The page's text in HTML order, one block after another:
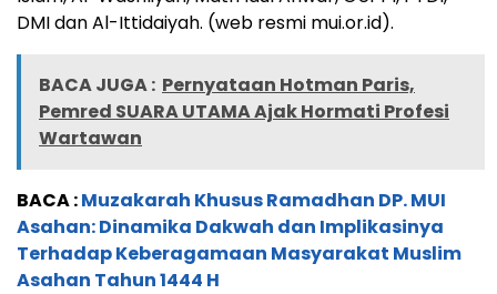
DMI dan Al-Ittidaiyah. (web resmi mui.or.id).
BACA JUGA : Pernyataan Hotman Paris,
Pemred SUARA UTAMA Ajak Hormati Profesi
Wartawan
BACA :Muzakarah Khusus Ramadhan DP. MUI
Asahan: Dinamika Dakwah dan Implikasinya
Terhadap Keberagamaan Masyarakat Muslim
Asahan Tahun 1444 H